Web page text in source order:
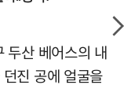
두산 베어스의 내
진 공에 얼굴을